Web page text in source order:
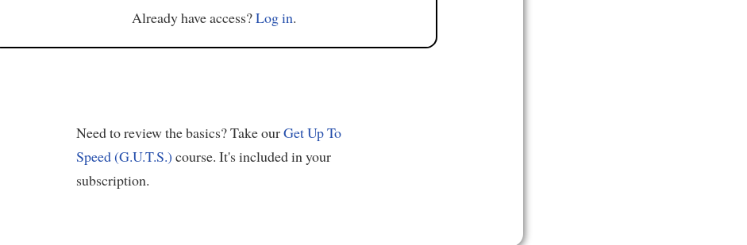
Already have access?Log in.
Need to review the basics? Take ourGet Up To
Speed (G.U.T.S.) course. It's included in your
subscription.